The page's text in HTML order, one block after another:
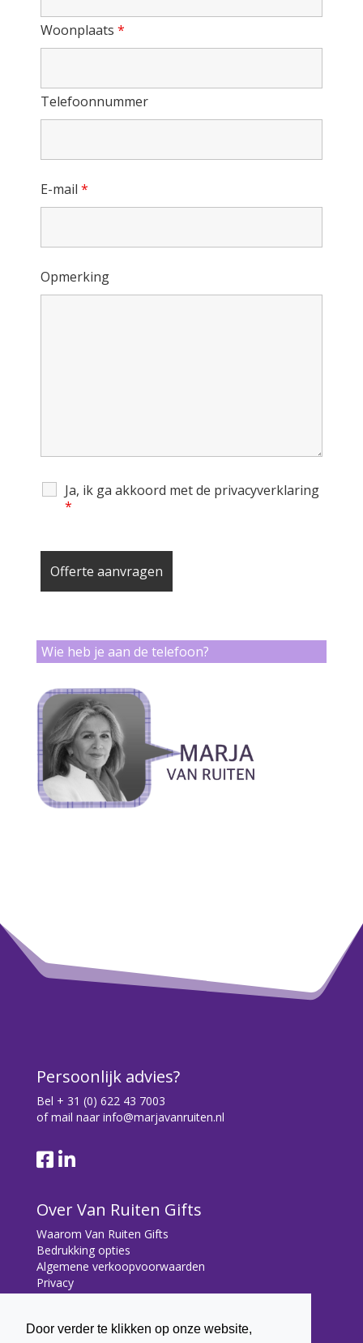
Door verder te klikken op onze website,
Woonplaats *
Telefoonnummer
E-mail *
Opmerking
Ja, ik ga akkoord met de privacyverklaring
*
Wie heb je aan de telefoon?
Persoonlijk advies?
Bel + 31 (0) 622 43 7003
of mail naar info@marjavanruiten.nl
Over Van Ruiten Gifts
Waarom Van Ruiten Gifts
Bedrukking opties
Algemene verkoopvoorwaarden
Privacy
Contact